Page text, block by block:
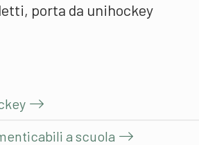
porta da unihockey
a scuola